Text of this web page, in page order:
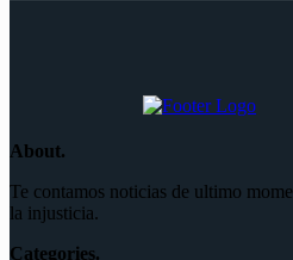
About.
Te contamos noticias de ultimo
la injusticia.
Categories.